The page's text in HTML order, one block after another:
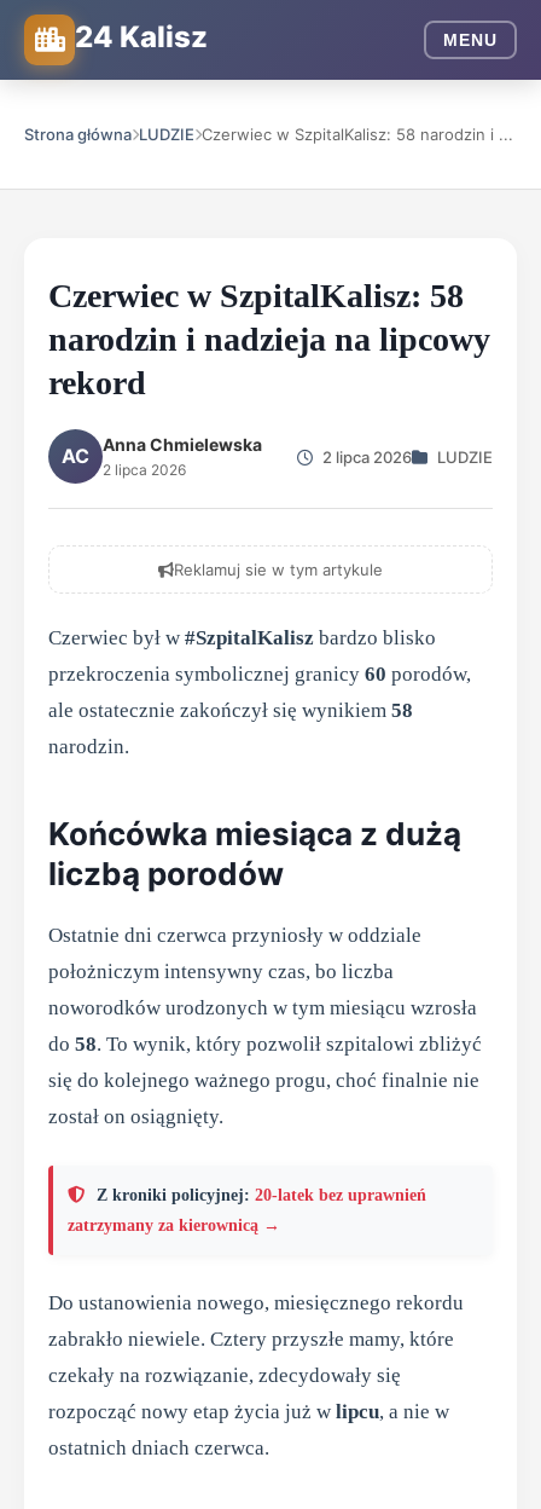
24 Kalisz MENU
Strona główna LUDZIE Czerwiec w SzpitalKalisz: 58 narodzin i ...
Czerwiec w SzpitalKalisz: 58
narodzin i nadzieja na lipcowy
rekord
AC Anna Chmielewska
2 lipca 2026
2 lipca 2026 LUDZIE
Reklamuj sie w tym artykule
Czerwiec był w #SzpitalKalisz bardzo blisko
przekroczenia symbolicznej granicy 60 porodów,
ale ostatecznie zakończył się wynikiem 58
narodzin.
Końcówka miesiąca z dużą
liczbą porodów
Ostatnie dni czerwca przyniosły w oddziale
położniczym intensywny czas, bo liczba
noworodków urodzonych w tym miesiącu wzrosła
do 58. To wynik, który pozwolił szpitalowi zbliżyć
się do kolejnego ważnego progu, choć finalnie nie
został on osiągnięty.
Z kroniki policyjnej: 20-latek bez uprawnień
zatrzymany za kierownicą →
Do ustanowienia nowego, miesięcznego rekordu
zabrakło niewiele. Cztery przyszłe mamy, które
czekały na rozwiązanie, zdecydowały się
rozpocząć nowy etap życia już w lipcu, a nie w
ostatnich dniach czerwca.